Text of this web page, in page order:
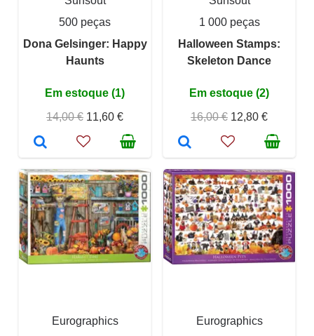
500 peças
Dona Gelsinger: Happy
Haunts
Em estoque (1)
14,00 € 11,60 €
1 000 peças
Halloween Stamps:
Skeleton Dance
Em estoque (2)
16,00 € 12,80 €
Eurographics
Eurographics